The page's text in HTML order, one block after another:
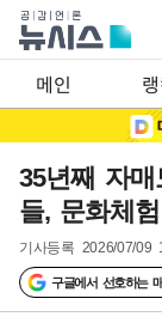
메인
35년째 자
들, 문화체험
기사등록 2026/07/09
구글에서 선호하는